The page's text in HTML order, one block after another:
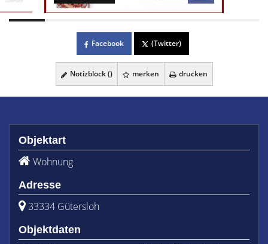
Facebook (Twitter)
Notizblock () merken drucken
Objektart
Wohnung
Adresse
33334 Gütersloh
Objektdaten